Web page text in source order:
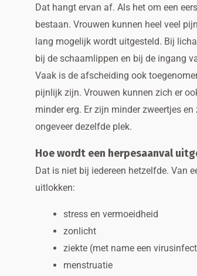
Dat hangt ervan af. Als het om een
bestaan. Vrouwen kunnen heel veel
lang mogelijk wordt uitgesteld. Bij
bij de schaamlippen en bij de ingang
Vaak is de afscheiding ook
pijnlijk zijn. Vrouwen kunnen zich er
minder erg. Er zijn minder zweertjes
ongeveer dezelfde plek.
Hoe wordt een herpesaanval
Dat is niet bij iedereen hetzelfde. Van
uitlokken:
stress en vermoeidheid
zonlicht
ziekte (met name een
menstruatie